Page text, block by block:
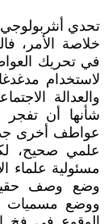
تحدي
خلاصة الأمر،
في تحريك
لاستخدام
والعدالة
شأنها أن
عواطف أخرى
علمي صحيح،
مسئولية علماء
وضع وصف
ووضع مسميات